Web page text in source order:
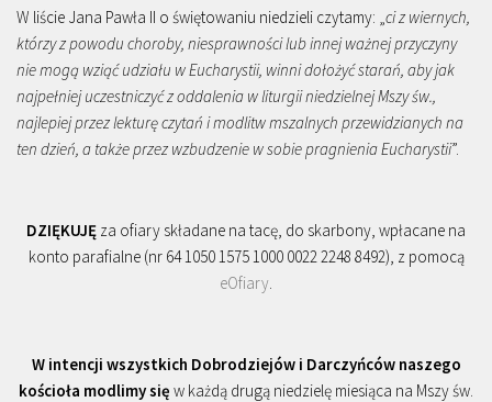
W liście Jana Pawła II o świętowaniu niedzieli czytamy: „ ci z wiernych,
którzy z powodu choroby, niesprawności lub innej ważnej przyczyny
nie mogą wziąć udziału w Eucharystii, winni dołożyć starań, aby jak
najpełniej uczestniczyć z oddalenia w liturgii niedzielnej Mszy św.,
najlepiej przez lekturę czytań i modlitw mszalnych przewidzianych na
ten dzień, a także przez wzbudzenie w sobie pragnienia Eucharystii”.
DZIĘKUJĘ za ofiary składane na tacę, do skarbony, wpłacane na
konto parafialne (nr 64 1050 1575 1000 0022 2248 8492), z pomocą
eOfiary
W intencji wszystkich Dobrodziejów i Darczyńców naszego
kościoła modlimy się w każdą drugą niedzielę miesiąca na Mszy św.